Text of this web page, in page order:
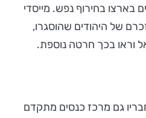
בארצו בחירוף נפש. מייסדי
של היהודים שהוסגרו,
וראו בכך חרטה נוספת.
גם מרכז כנסים מתקדם